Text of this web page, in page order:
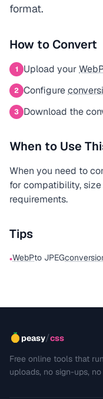
format.
How to Convert
1 Upload your
2 Configure
3 Download the
When to Use
When you need to
for compatibility,
requirements.
Tips
•WebPto JPEG
peasy/css
Free online tools that
uploads, no sign-ups,